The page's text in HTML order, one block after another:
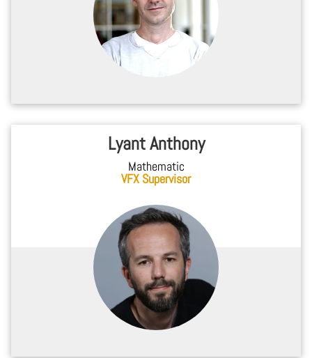
Lyant Anthony
Mathematic
VFX Supervisor